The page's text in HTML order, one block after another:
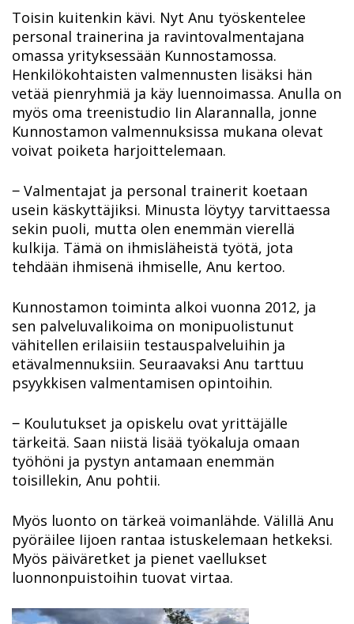
Toisin kuitenkin kävi. Nyt Anu työskentelee
personal trainerina ja ravintovalmentajana
omassa yrityksessään Kunnostamossa.
Henkilökohtaisten valmennusten lisäksi hän
vetää pienryhmiä ja käy luennoimassa. Anulla on
myös oma treenistudio Iin Alarannalla, jonne
Kunnostamon valmennuksissa mukana olevat
voivat poiketa harjoittelemaan.
‒ Valmentajat ja personal trainerit koetaan
usein käskyttäjiksi. Minusta löytyy tarvittaessa
sekin puoli, mutta olen enemmän vierellä
kulkija. Tämä on ihmisläheistä työtä, jota
tehdään ihmisenä ihmiselle, Anu kertoo.
Kunnostamon toiminta alkoi vuonna 2012, ja
sen palveluvalikoima on monipuolistunut
vähitellen erilaisiin testauspalveluihin ja
etävalmennuksiin. Seuraavaksi Anu tarttuu
psyykkisen valmentamisen opintoihin.
‒ Koulutukset ja opiskelu ovat yrittäjälle
tärkeitä. Saan niistä lisää työkaluja omaan
työhöni ja pystyn antamaan enemmän
toisillekin, Anu pohtii.
Myös luonto on tärkeä voimanlähde. Välillä Anu
pyöräilee Iijoen rantaa istuskelemaan hetkeksi.
Myös päiväretket ja pienet vaellukset
luonnonpuistoihin tuovat virtaa.